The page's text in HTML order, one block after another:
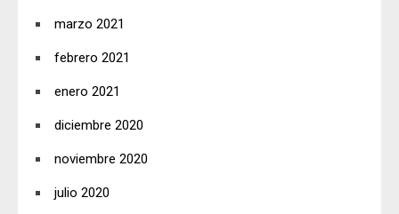
marzo 2021
febrero 2021
enero 2021
diciembre 2020
noviembre 2020
julio 2020